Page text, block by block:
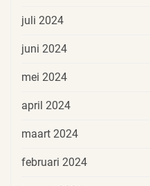
juli 2024
juni 2024
mei 2024
april 2024
maart 2024
februari 2024